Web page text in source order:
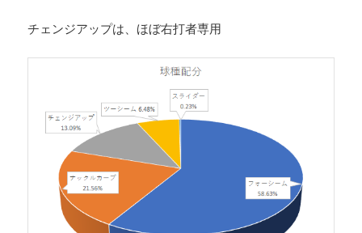
チェンジアップは、ほぼ右打者専用